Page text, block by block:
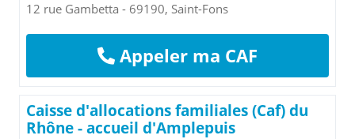
12 rue Gambetta - 69190, Saint-Fons
Appeler ma CAF
Caisse d'allocations familiales (Caf) du
Rhône - accueil d'Amplepuis